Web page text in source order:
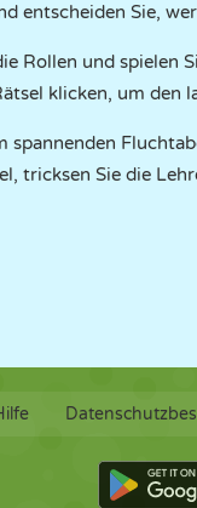
entscheiden Sie,
Rollen und spielen
klicken, um den
spannenden
tricksen Sie die